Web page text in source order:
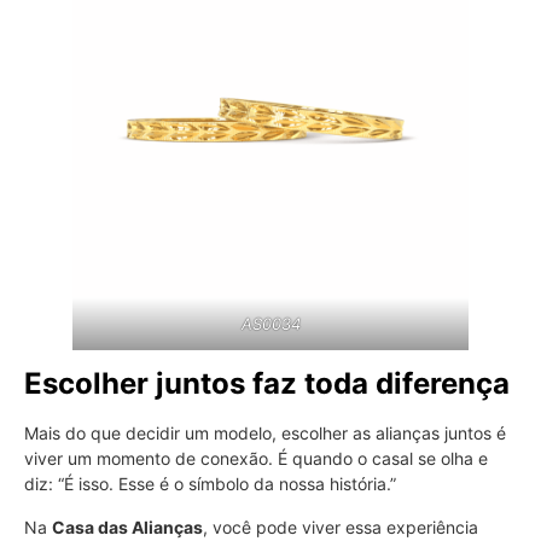
AS0034
Escolher juntos faz toda diferença
Mais do que decidir um modelo, escolher as alianças juntos é
viver um momento de conexão. É quando o casal se olha e
diz: “É isso. Esse é o símbolo da nossa história.”
Na Casa das Alianças, você pode viver essa experiência